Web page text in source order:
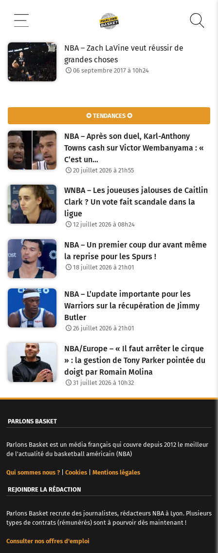
contenu
NBA – Zach LaVine veut réussir de
grandes choses
06 septembre 2017 à 10h24
✪ TENDANCES ✪
NBA – Après son duel, Karl-Anthony
Towns cash sur Victor Wembanyama : «
C’est un…
20 juillet 2026 à 21h55
WNBA – Les joueuses jalouses de Caitlin
Clark ? Un vote fait scandale dans la
ligue
12 juillet 2026 à 08h24
NBA – Un premier coup dur avant même
la reprise pour les Spurs !
18 juillet 2026 à 21h01
NBA – L’update importante pour les
Warriors sur la récupération de Jimmy
Butler
26 juillet 2026 à 21h01
NBA/Europe – « Il faut arrêter le cirque
» : la gestion de Tony Parker pointée du
doigt par Romain Molina
31 juillet 2026 à 10h32
PARLONS BASKET
Parlons Basket est un média français qui couvre depuis 2012 le meilleur
de l'actualité du basketball américain (NBA)
Qui sommes nous ?| Cookies| Mentions légales
REJOINDRE LA RÉDACTION
Parlons Basket recrute des journalistes, rédacteurs NBA à Lyon. Plusieurs
types de contrats (rémunérés) sont à pourvoir dès maintenant !
Consulter nos offres d'emploi